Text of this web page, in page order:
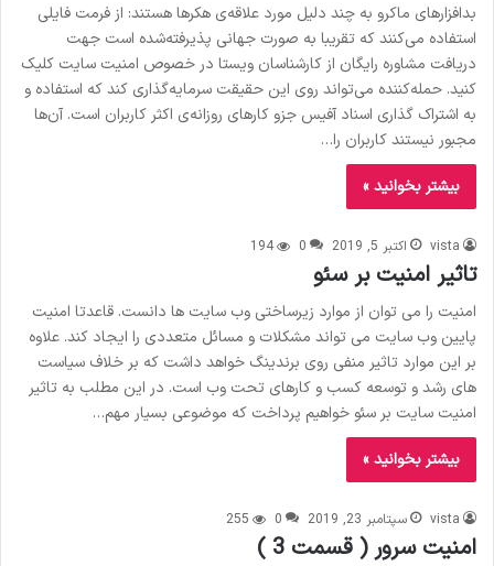
بدافزارهای ماکرو به چند دلیل مورد علاقه‌ی هکرها هستند: از فرمت فایلی
استفاده می‌کنند که تقریبا به صورت جهانی پذیرفته‌شده است جهت
دریافت مشاوره رایگان از کارشناسان ویستا در خصوص امنیت سایت کلیک
کنید. حمله‌کننده می‌تواند روی این حقیقت سرمایه‌گذاری کند که استفاده و
به اشتراک گذاری اسناد آفیس جزو کارهای روزانه‌ی اکثر کاربران است. آن‌ها
مجبور نیستند کاربران را…
بیشتر بخوانید »
vista اکتبر 5, 2019 0
194
تاثیر امنیت بر سئو
امنیت را می توان از موارد زیرساختی وب سایت ها دانست. قاعدتا امنیت
پایین وب سایت می تواند مشکلات و مسائل متعددی را ایجاد کند. علاوه
بر این موارد تاثیر منفی روی برندینگ خواهد داشت که بر خلاف سیاست
های رشد و توسعه کسب و کارهای تحت وب است. در این مطلب به تاثیر
امنیت سایت بر سئو خواهیم پرداخت که موضوعی بسیار مهم…
بیشتر بخوانید »
vista سپتامبر 23, 2019 0
255
امنیت سرور ( قسمت 3 )